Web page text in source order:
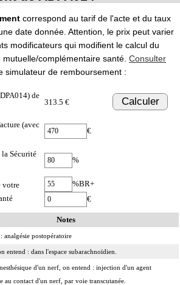
correspond au tarif de l'acte et du taux
date donnée. Attention, le prix peut varier
modificateurs qui modifient le calcul du
complémentaire santé. Consulter
simulateur de remboursement :
de
313.5 € Calculer
(avec
€
la Sécurité
%
votre
%BR+
€
Notes
analgésie postopératoire
entend : dans l'espace subarachnoïdien.
d'un nerf, on entend : injection d'un agent
au contact d'un nerf, par voie transcutanée.